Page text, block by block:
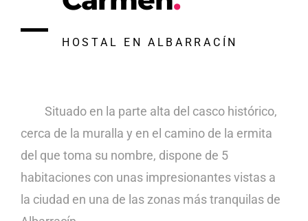
HOSTAL EN ALBARRACÍN
Situado en la parte alta del casco histórico,
cerca de la muralla y en el camino de la ermita
del que toma su nombre, dispone de 5
habitaciones con unas impresionantes vistas a
la ciudad en una de las zonas más tranquilas de